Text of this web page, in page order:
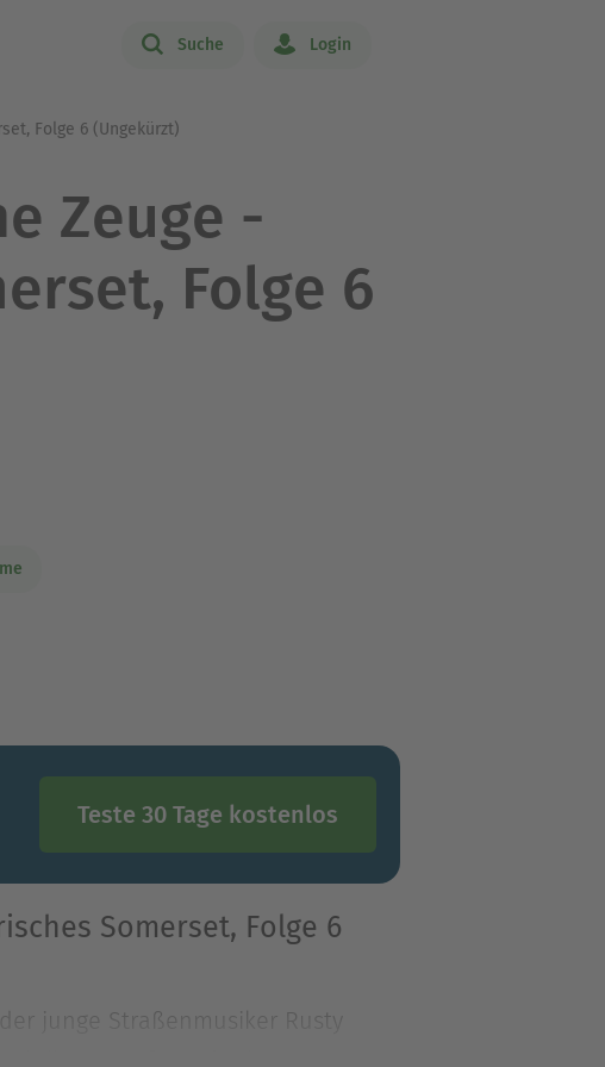
Suche Login
Folge 6 (Ungekürzt)
Zeuge -
Folge 6
Teste 30 Tage kostenlos
Somerset, Folge 6
junge Straßenmusiker Rusty